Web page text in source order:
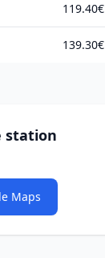
119.40€
139.30€
station
Maps